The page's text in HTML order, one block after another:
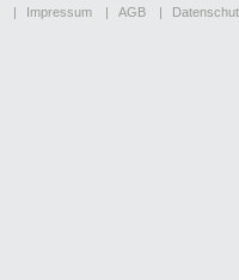
Impressum AGB